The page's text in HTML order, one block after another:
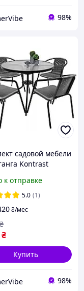
98%
садовой мебели
Kontrast
80см и четырьмя
на дачу
к отправке
5.0 (1)
₴/мес
₴
₴
Купить
98%